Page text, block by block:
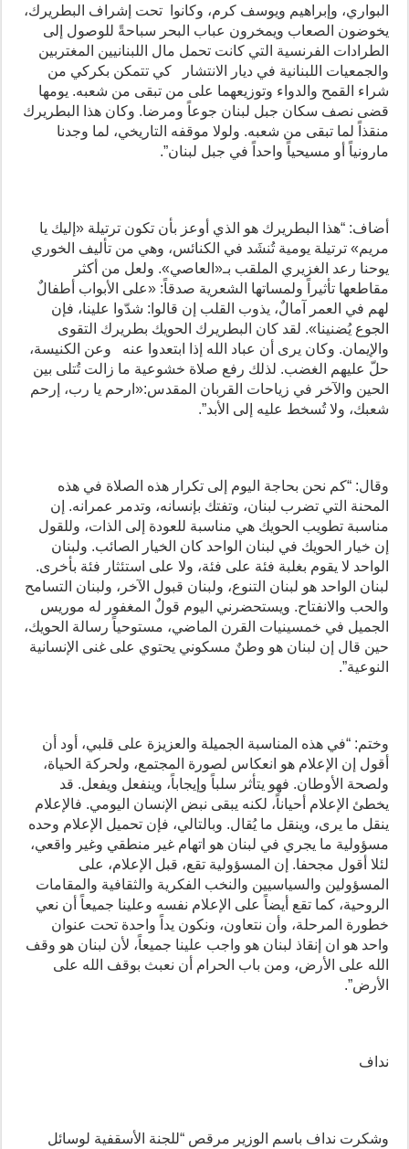
البواري، وإبراهيم ويوسف كرم، وكانوا تحت إشراف البطريرك،
يخوضون الصعاب ويمخرون عباب البحر سباحةً للوصول إلى
الطرادات الفرنسية التي كانت تحمل مال اللبنانيين المغتربين
والجمعيات اللبنانية في ديار الانتشار كي تتمكن بكركي من
شراء القمح والدواء وتوزيعهما على من تبقى من شعبه. يومها
قضى نصف سكان جبل لبنان جوعاً ومرضا. وكان هذا البطريرك
منقذاً لما تبقى من شعبه. ولولا موقفه التاريخي، لما وجدنا
مارونياً أو مسيحياً واحداً في جبل لبنان”.
أضاف: “هذا البطريرك هو الذي أوعز بأن تكون ترتيلة «إليك يا
مريم» ترتيلة يومية تُنشَد في الكنائس، وهي من تأليف الخوري
يوحنا رعد الغزيري الملقب بـ«العاصي». ولعل من أكثر
مقاطعها تأثيراً ولمساتها الشعرية صدقاً: «على الأبواب أطفالٌ
لهم في العمر آمالٌ، يذوب القلب إن قالوا: شدّوا علينا، فإن
الجوع يُضنينا». لقد كان البطريرك الحويك بطريرك التقوى
والإيمان. وكان يرى أن عباد الله إذا ابتعدوا عنه وعن الكنيسة،
حلّ عليهم الغضب. لذلك رفع صلاة خشوعية ما زالت تُتلى بين
الحين والآخر في زياحات القربان المقدس:«ارحم يا رب، إرحم
شعبك، ولا تُسخط عليه إلى الأبد”.
وقال: “كم نحن بحاجة اليوم إلى تكرار هذه الصلاة في هذه
المحنة التي تضرب لبنان، وتفتك بإنسانه، وتدمر عمرانه. إن
مناسبة تطويب الحويك هي مناسبة للعودة إلى الذات، وللقول
إن خيار الحويك في لبنان الواحد كان الخيار الصائب. ولبنان
الواحد لا يقوم بغلبة فئة على فئة، ولا على استئثار فئة بأخرى.
لبنان الواحد هو لبنان التنوع، ولبنان قبول الآخر، ولبنان التسامح
والحب والانفتاح. ويستحضرني اليوم قولٌ المغفور له موريس
الجميل في خمسينيات القرن الماضي، مستوحياً رسالة الحويك،
حين قال إن لبنان هو وطنٌ مسكوني يحتوي على غنى الإنسانية
النوعية”.
وختم: “في هذه المناسبة الجميلة والعزيزة على قلبي، أود أن
أقول إن الإعلام هو انعكاس لصورة المجتمع، ولحركة الحياة،
ولصحة الأوطان. فهو يتأثر سلباً وإيجاباً، وينفعل ويفعل. قد
يخطئ الإعلام أحياناً، لكنه يبقى نبض الإنسان اليومي. فالإعلام
ينقل ما يرى، وينقل ما يُقال. وبالتالي، فإن تحميل الإعلام وحده
مسؤولية ما يجري في لبنان هو اتهام غير منطقي وغير واقعي،
لئلا أقول مجحفا. إن المسؤولية تقع، قبل الإعلام، على
المسؤولين والسياسيين والنخب الفكرية والثقافية والمقامات
الروحية، كما تقع أيضاً على الإعلام نفسه وعلينا جميعاً أن نعي
خطورة المرحلة، وأن نتعاون، ونكون يداً واحدة تحت عنوان
واحد هو ان إنقاذ لبنان هو واجب علينا جميعاً، لأن لبنان هو وقف
الله على الأرض، ومن باب الحرام أن نعبث بوقف الله على
الأرض”.
نداف
وشكرت نداف باسم الوزير مرقص “للجنة الأسقفية لوسائل